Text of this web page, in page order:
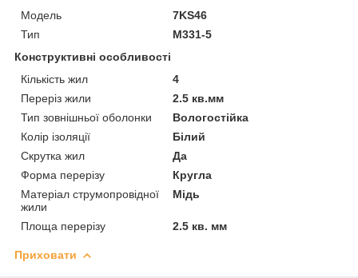
Мoдель
7KS46
Тип
M331-5
Конструктивні особливості
Кількість жил
4
Переріз жили
2.5 кв.мм
Тип зовнішньої оболонки
Вологостійка
Колір ізоляції
Білий
Скрутка жил
Да
Форма перерізу
Кругла
Матеріал струмопровідної
жили
Мідь
Площа перерізу 2.5 кв. мм
Приховати